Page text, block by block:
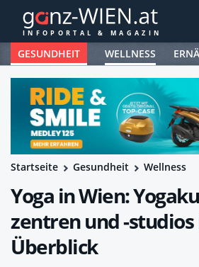
GESUNDHEIT WELLNESS
Startseite Gesundheit Wellness
Yoga in Wien:
zentren und -
Überblick